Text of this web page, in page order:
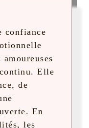
confiance
Elle
de
En
les